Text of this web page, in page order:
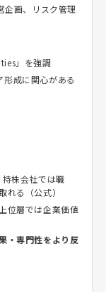
企画、リスク管理
」を強調
成に関心がある
株会社では職
れる（公式）
位層では企業価値
・専門性をより反